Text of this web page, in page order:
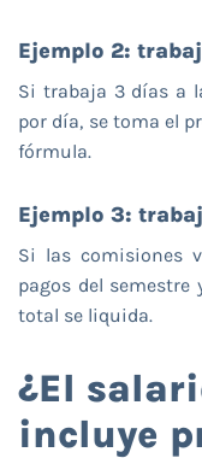
Ejemplo 2:
Si trabaja 3 días a
por día, se toma el
fórmula.
Ejemplo 3:
Si las comisiones
pagos del semestre
total se liquida.
¿El
incluye